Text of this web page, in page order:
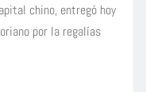
chino, entregó hoy
por la regalías